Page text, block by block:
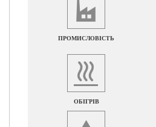
ПРОМИСЛОВІСТЬ
ОБІГРІВ